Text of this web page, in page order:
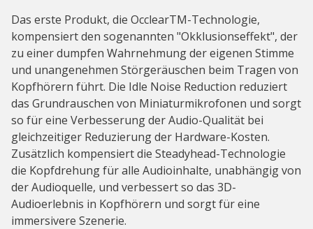
Das erste Produkt, die OcclearTM-Technologie,
kompensiert den sogenannten "Okklusionseffekt", der
zu einer dumpfen Wahrnehmung der eigenen Stimme
und unangenehmen Störgeräuschen beim Tragen von
Kopfhörern führt. Die Idle Noise Reduction reduziert
das Grundrauschen von Miniaturmikrofonen und sorgt
so für eine Verbesserung der Audio-Qualität bei
gleichzeitiger Reduzierung der Hardware-Kosten.
Zusätzlich kompensiert die Steadyhead-Technologie
die Kopfdrehung für alle Audioinhalte, unabhängig von
der Audioquelle, und verbessert so das 3D-
Audioerlebnis in Kopfhörern und sorgt für eine
immersivere Szenerie.